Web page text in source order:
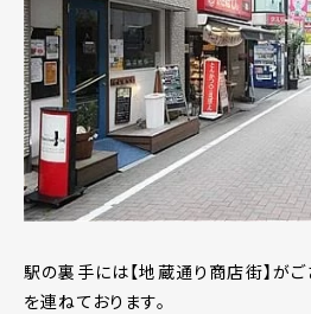
駅の裏手には【地蔵通り商店街】が
を連ねております。